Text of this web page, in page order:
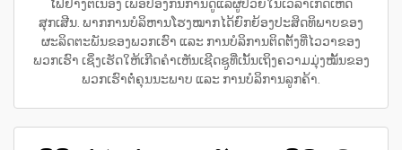
ໄຟຢ່າງຕໍ່ເນື່ອງ ເພື່ອປ້ອງກັນການດູແລຜູ້ປ່ວຍໃນເວລາເກີດເຫດ
ສຸກເສີນ. ພາກການບໍລິຫານໂຮງໝາກໄດ້ຍົກຍ້ອງປະສິດທິພາບຂອງ
ຜະລິດຕະພັນຂອງພວກເຮົາ ແລະ ການບໍລິການຕິດຕັ້ງທີ່ໄວວາຂອງ
ພວກເຮົາ ເຊິ່ງເຮັດໃຫ້ເກີດຄຳເຫັນເຊີດຊູທີ່ເນັ້ນເຖິງຄວາມມຸ່ງໝັ້ນຂອງ
ພວກເຮົາຕໍ່ຄຸນນະພາບ ແລະ ການບໍລິການລູກຄ້າ.